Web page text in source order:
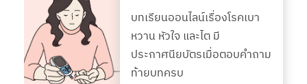
บทเรียนออนไลน์เรื่องโรคเบา
หวาน หัวใจ และไต มี
ประกาศนียบัตรเมื่อตอบคำถาม
ท้ายบทครบ